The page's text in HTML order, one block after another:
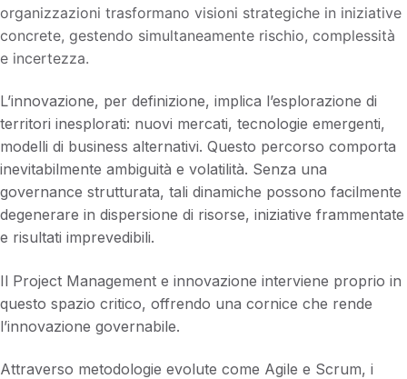
organizzazioni trasformano visioni strategiche in iniziative
concrete, gestendo simultaneamente rischio, complessità
e incertezza.
L’innovazione, per definizione, implica l’esplorazione di
territori inesplorati: nuovi mercati, tecnologie emergenti,
modelli di business alternativi. Questo percorso comporta
inevitabilmente ambiguità e volatilità. Senza una
governance strutturata, tali dinamiche possono facilmente
degenerare in dispersione di risorse, iniziative frammentate
e risultati imprevedibili.
Il Project Management e innovazione interviene proprio in
questo spazio critico, offrendo una cornice che rende
l’innovazione governabile.
Attraverso metodologie evolute come Agile e Scrum, i